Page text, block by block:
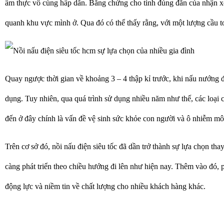
ẩm thực vô cùng hấp dẫn. Bằng chứng cho tính đúng đắn của
quanh khu vực mình ở. Qua đó có thể thấy rằng, với một lượng
Quay ngược thời gian về khoảng 3 – 4 thập kỉ trước, khi nấu
dụng. Tuy nhiên, qua quá trình sử dụng nhiều năm như thế, các
đến ở đây chính là vấn đề vệ sinh sức khỏe con người và ô nhiễm
Trên cơ sở đó, nồi nấu điện siêu tốc đã dần trở thành sự lựa chọn
càng phát triển theo chiều hướng đi lên như hiện nay. Thêm vào
động lực và niềm tin về chất lượng cho nhiều khách hàng khác.